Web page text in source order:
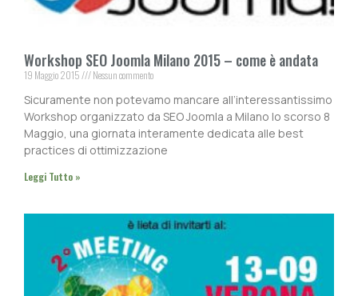
Workshop SEO Joomla Milano 2015 – come è andata
19 Maggio 2015 Nessun commento
Sicuramente non potevamo mancare all’interessantissimo
Workshop organizzato da SEO Joomla a Milano lo scorso 8
Maggio, una giornata interamente dedicata alle best
practices di ottimizzazione
Leggi Tutto »